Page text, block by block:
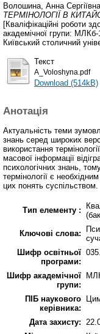
Волошина, Анна Сергіївна
ТЕРМІНОЛОГІЇ В
[Кваліфікаційні роботи
академічної групи:
Київський столичний
Текст
A_Voloshyna.pdf
Download (514kB)
Анотація
Актуальність теми
знань серед широких
використання
масової інформації
психологічних знань,
термінології є
цих понять суспільством.
Тип елементу :
Ключові слова:
Шифр освітньої
програми:
Шифр академічної
групи:
ПІБ наукового
керівника:
Дата захисту: